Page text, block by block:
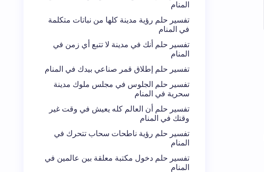
المنام
تفسير حلم رؤية مدينة كلها من نباتات متكلمة
في المنام
تفسير حلم أنك في مدينة لا تتبع أي زمن في
المنام
تفسير حلم إطلاق قمر صناعي بيدك في المنام
تفسير حلم الجلوس في مجلس ملوك مدينة
سحرية في المنام
تفسير حلم أن العالم كله يعيش في وقت غير
وقتك في المنام
تفسير حلم رؤية ناطحات سحاب تتحرك في
المنام
تفسير حلم دخول مكتبة معلقة بين عالمين في
المنام